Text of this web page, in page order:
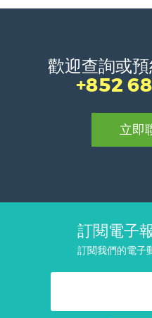
歡迎查詢或
+852
立即
訂閱電子
訂閱我們的電子